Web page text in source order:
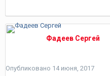
Фадеев Сергей
Опубликовано 14 июня, 2017